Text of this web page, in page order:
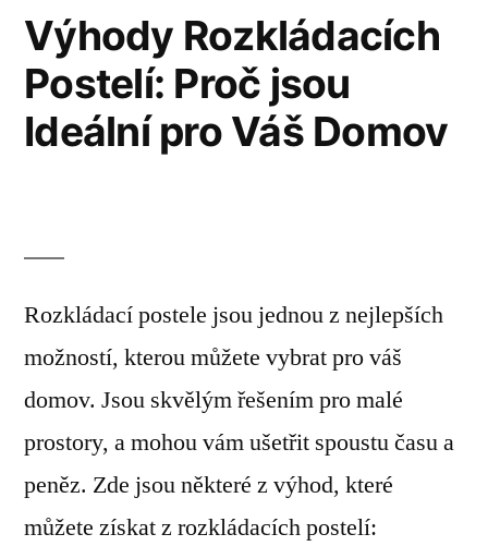
Výhody Rozkládacích
Postelí: Proč jsou
Ideální pro Váš Domov
Rozkládací postele jsou jednou z nejlepších
možností, kterou můžete vybrat pro váš
domov. Jsou skvělým řešením pro malé
prostory, a mohou vám ušetřit spoustu času a
peněz. Zde jsou některé z výhod, které
můžete získat z rozkládacích postelí: